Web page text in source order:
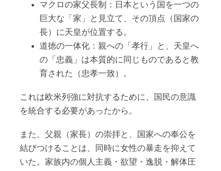
マクロの家父長制：日本という国を一つの
巨大な「家」と見立て、その頂点（国家の
長）に天皇が位置する。
道徳の一体化：親への「孝行」と、天皇へ
の「忠義」は本質的に同じものであると教
育された（忠孝一致）。
これは欧米列強に対抗するために、国民の意識
を統合する必要があったから。
また、父親（家長）の崇拝と、国家への奉公を
結びつけることは、同時に女性の暴走を抑えて
いた。家族内の個人主義・欲望・逸脱・解体圧